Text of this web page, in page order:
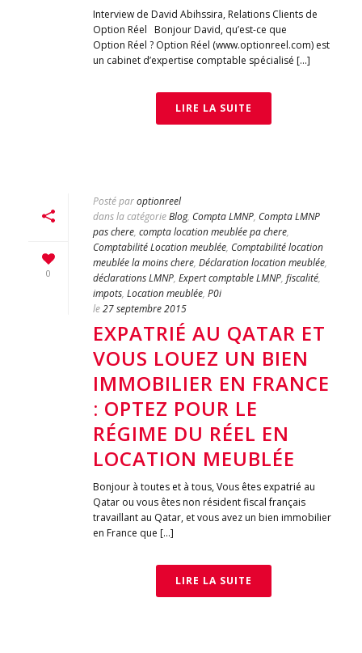
Interview de David Abihssira, Relations Clients de
Option Réel Bonjour David, qu’est-ce que
Option Réel ? Option Réel (www.optionreel.com) est
un cabinet d’expertise comptable spécialisé [...]
LIRE LA SUITE
0
Posté paroptionreel
dans la catégorieBlog, Compta LMNP, Compta LMNP
pas chere, compta location meublée pa chere,
Comptabilité Location meublée, Comptabilité location
meublée la moins chere, Déclaration location meublée,
déclarations LMNP, Expert comptable LMNP, fiscalité,
impots, Location meublée, P0i
le27 septembre 2015
EXPATRIÉ AU QATAR ET
VOUS LOUEZ UN BIEN
IMMOBILIER EN FRANCE
: OPTEZ POUR LE
RÉGIME DU RÉEL EN
LOCATION MEUBLÉE
Bonjour à toutes et à tous, Vous êtes expatrié au
Qatar ou vous êtes non résident fiscal français
travaillant au Qatar, et vous avez un bien immobilier
en France que […]
LIRE LA SUITE